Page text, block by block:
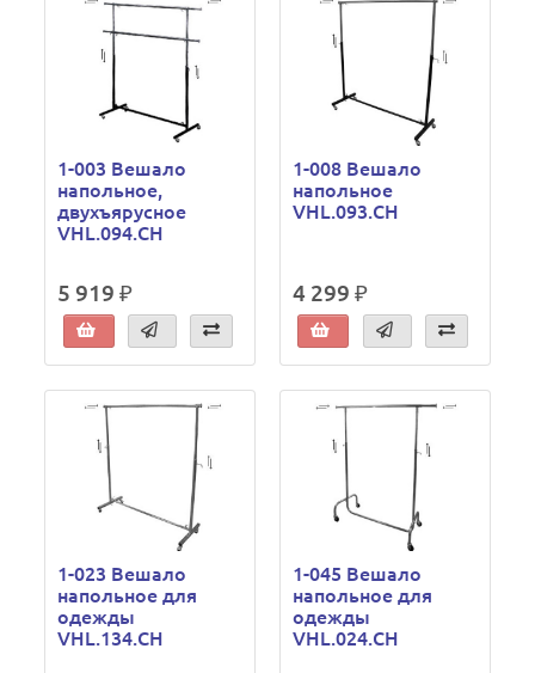
1-003 Вешало
напольное,
двухъярусное
VHL.094.CH
5 919 ₽
1-008 Вешало
напольное
VHL.093.CH
4 299 ₽
1-023 Вешало
напольное для
одежды
VHL.134.CH
1-045 Вешало
напольное для
одежды
VHL.024.CH